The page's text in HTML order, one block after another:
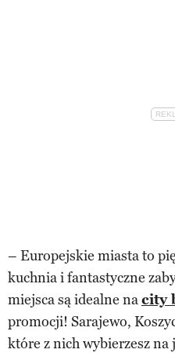
– Europejskie miasta to
kuchnia i fantastyczne
miejsca są idealne nacity
promocji! Sarajewo,
które z nich wybierzesz